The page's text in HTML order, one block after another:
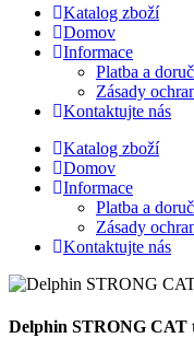
Katalog zboží
Domov
Informace
Platba a
Zásady
Kontaktujte nás
Katalog zboží
Domov
Informace
Platba a
Zásady
Kontaktujte nás
Delphin STRONG CAT